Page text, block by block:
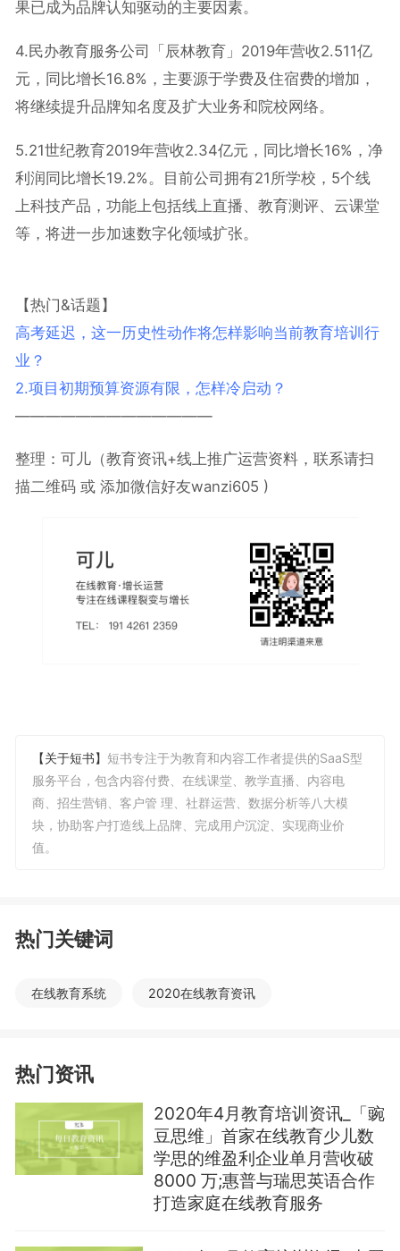
果已成为品牌认知驱动的主要因素。
4.民办教育服务公司「辰林教育」 2019年营收2.511亿
元，同比增长16.8% ，主要源于学费及住宿费的增加，
将继续提升品牌知名度及扩大业务和院校网络。
5.21世纪教育2019年营收2.34亿元，同比增长16% ，净
利润同比增长19.2%。目前公司拥有21 所学校， 5个线
上科技产品，功能上包括线上直播、教育测评、云课堂
等，将进一步加速数字化领域扩张。
【热门&话题】
高考延迟，这一历史性动作将怎样影响当前教育培训行
业？
2.项目初期预算资源有限，怎样冷启动？
—————————————
整理：可儿（教育资讯+线上推广运营资料，联系请扫
描二维码 或 添加微信好友wanzi605 )
【关于短书】 短书专注于为教育和内容工作者提供的SaaS型
服务平台，包含内容付费、在线课堂、教学直播、内容电
商、招生营销、客户管 理、社群运营、数据分析等八大模
块，协助客户打造线上品牌、完成用户沉淀、实现商业价
值。
热门关键词
在线教育系统 2020在线教育资讯
热门资讯
2020年4月教育培训资讯_「豌
豆思维」首家在线教育少儿数
学思的维盈利企业单月营收破
8000 万;惠普与瑞思英语合作
打造家庭在线教育服务